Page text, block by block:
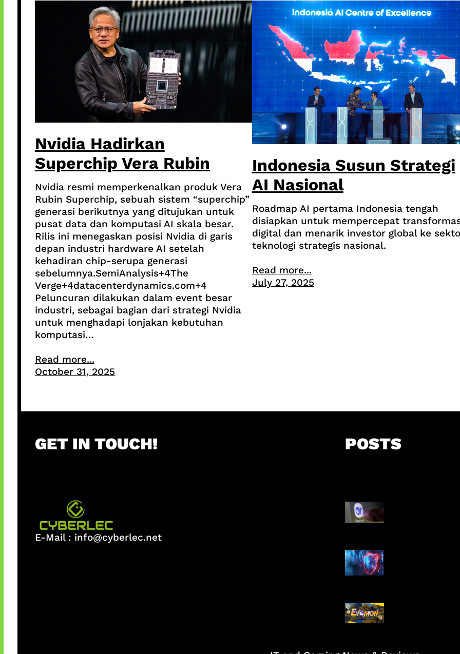
Nvidia Hadirkan
Superchip Vera Rubin
Nvidia resmi memperkenalkan produk Vera
Rubin Superchip, sebuah sistem “superchip”
generasi berikutnya yang ditujukan untuk
pusat data dan komputasi AI skala besar.
Rilis ini menegaskan posisi Nvidia di garis
depan industri hardware AI setelah
kehadiran chip-serupa generasi
sebelumnya.SemiAnalysis+4The
Verge+4datacenterdynamics.com+4
Peluncuran dilakukan dalam event besar
industri, sebagai bagian dari strategi Nvidia
untuk menghadapi lonjakan kebutuhan
komputasi…
Read more...
October 31, 2025
Indonesia Susun Strategi
AI Nasional
Roadmap AI pertama Indonesia tengah
disiapkan untuk mempercepat
digital dan menarik investor global ke
teknologi strategis nasional.
Read more...
July 27, 2025
GET IN TOUCH!
E-Mail : info@cyberlec.net
POSTS
AI Ancam
Siber
Kode Evomon
2026